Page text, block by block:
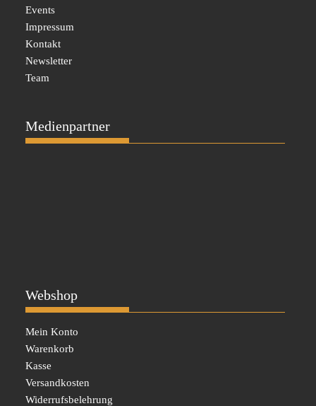
Events
Impressum
Kontakt
Newsletter
Team
Medienpartner
Webshop
Mein Konto
Warenkorb
Kasse
Versandkosten
Widerrufsbelehrung